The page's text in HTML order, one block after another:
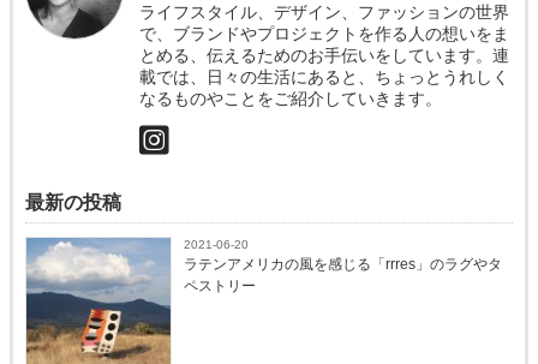
ライフスタイル、デザイン、ファッションの世界
で、ブランドやプロジェクトを作る人の想いをま
とめる、伝えるためのお手伝いをしています。連
載では、日々の生活にあると、ちょっとうれしく
なるものやことをご紹介していきます。
最新の投稿
2021-06-20
ラテンアメリカの風を感じる「rrres」のラグやタ
ペストリー